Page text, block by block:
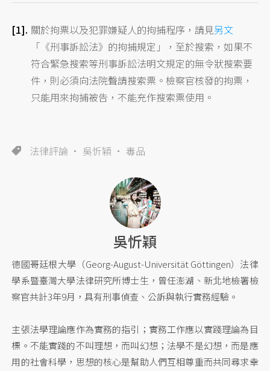
關於拘票以及犯罪嫌疑人的拘捕程序，請見另文
「《刑事訴訟法》的拘捕規定」，至於搜索，如果不
符合緊急搜索等刑事訴訟法明文規定的無令狀搜索要
件，則必須向法院聲請搜索票。檢察官核發的拘票，
只能用來拘捕被告，不能充作搜索票使用。
法律評論 吳忻穎 毒品
吳忻穎
德國哥廷根大學（Georg-August-Universität Göttingen）法律
學系暨臺灣大學法律研究所博士生，曾任澎湖、新北地檢署檢
察官共計3年9月，具有刑事偵查、公訴與執行實務經驗。
主張法學理論應作為實務的指引；實務工作應以實踐理論為目
標。不能實踐的不叫理想，而叫幻想；法學不是幻想，而是應
用的社會科學，思想的核心是幫助人們互相尊重而共同尋求幸